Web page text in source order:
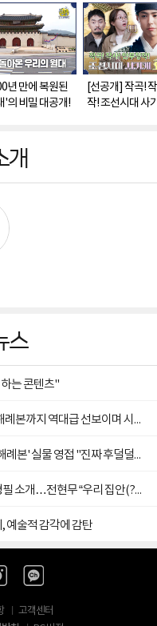
년 만에 복원된
'의 비밀 대공개!
[선공개] 작곡!
작! 조선시대 사
개
스
는 콘텐츠"
'선녀들' 신윤복 ‘혜원전신첩’→훈민정음 해례본까지 역대급 선보이며 시즌 종영
'선녀들' 전현무X유병재X하니, '훈민정음 해례본' 실물 영접 "진짜 후덜덜하다"
‘선녀들’ 일제강점기 우리 문화재 지킨 전형필 소개…전현무 “우리 집안(?) 사람”
예술적 감각에 감탄
고객센터